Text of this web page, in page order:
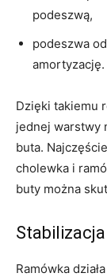
podeszwą,
podeszwa
amortyzację.
Dzięki takiemu
jednej warstwy
buta.
cholewka i
buty można
Ramówka